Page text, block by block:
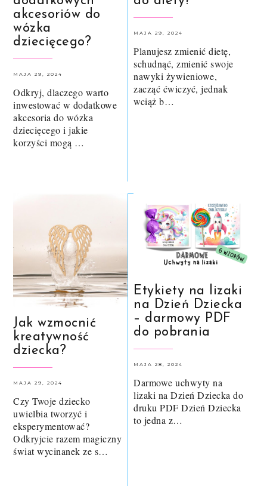
akcesoriów do
wózka
dziecięcego?
MAJA 29, 2024
Odkryj, dlaczego warto
inwestować w dodatkowe
akcesoria do wózka
dziecięcego i jakie
korzyści mogą …
MAJA 29, 2024
Planujesz zmienić dietę,
schudnąć, zmienić swoje
nawyki żywieniowe,
zacząć ćwiczyć, jednak
wciąż b…
Jak wzmocnić
kreatywność
dziecka?
MAJA 29, 2024
Czy Twoje dziecko
uwielbia tworzyć i
eksperymentować?
Odkryjcie razem magiczny
świat wycinanek ze s…
Etykiety na lizaki
na Dzień Dziecka
– darmowy PDF
do pobrania
MAJA 28, 2024
Darmowe uchwyty na
lizaki na Dzień Dziecka do
druku PDF Dzień Dziecka
to jedna z…